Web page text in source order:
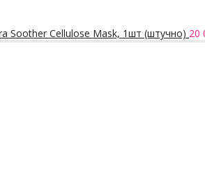
Soother Cellulose Mask, 1шт (штучно) 20